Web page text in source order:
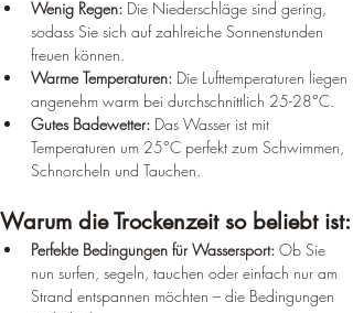
Wenig Regen: Die Niederschläge sind gering,
sodass Sie sich auf zahlreiche Sonnenstunden
freuen können.
Warme Temperaturen: Die Lufttemperaturen liegen
angenehm warm bei durchschnittlich 25-28°C.
Gutes Badewetter: Das Wasser ist mit
Temperaturen um 25°C perfekt zum Schwimmen,
Schnorcheln und Tauchen.
Warum die Trockenzeit so beliebt ist:
Perfekte Bedingungen für Wassersport: Ob Sie
nun surfen, segeln, tauchen oder einfach nur am
Strand entspannen möchten – die Bedingungen